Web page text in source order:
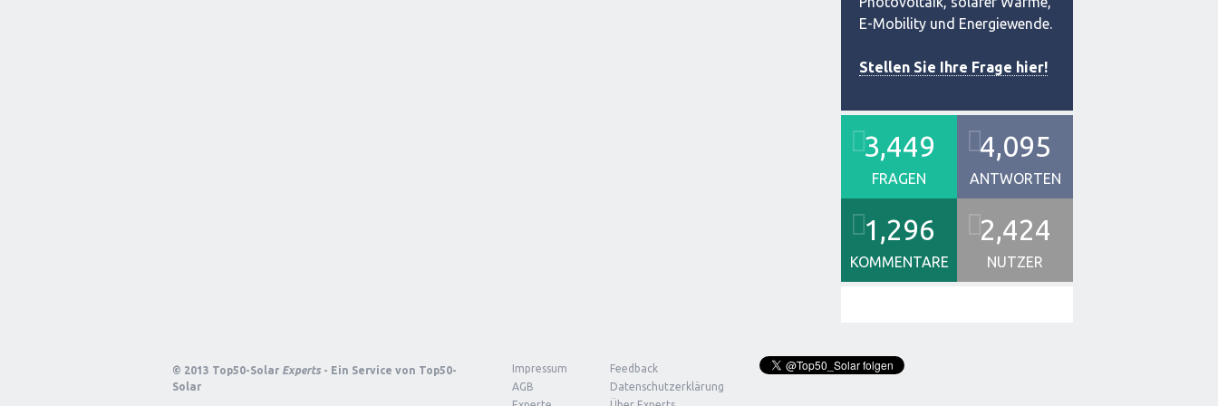
E-Mobility und Energiewende.
Stellen Sie Ihre Frage hier!
3,449
FRAGEN
4,095
ANTWORTEN
1,296
KOMMENTARE
2,424
NUTZER
© 2013 Top50-Solar Experts - Ein Service von Top50-
Solar
Impressum
Feedback
AGB
Datenschutzerklärung